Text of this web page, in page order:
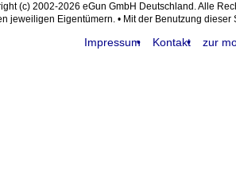
(c) 2002-2026 eGun GmbH Deutschland. Alle
jeweiligen Eigentümern. • Mit der Benutzung
Impressum Kontakt zur